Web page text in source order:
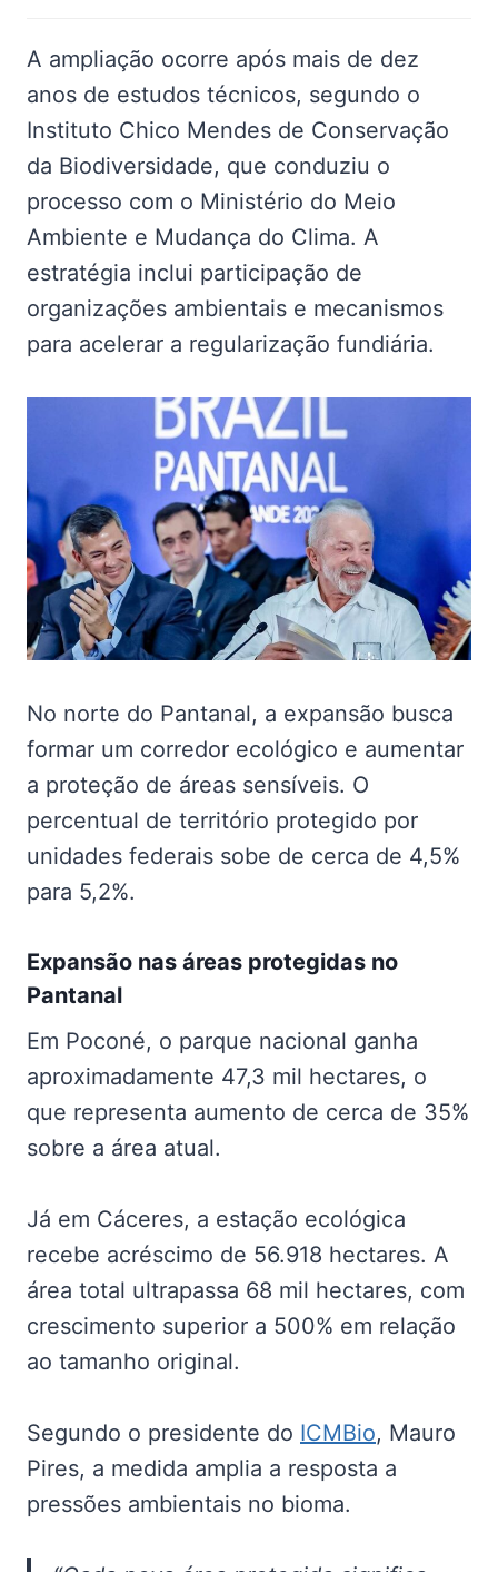
A ampliação ocorre após mais de dez
anos de estudos técnicos, segundo o
Instituto Chico Mendes de Conservação
da Biodiversidade, que conduziu o
processo com o Ministério do Meio
Ambiente e Mudança do Clima. A
estratégia inclui participação de
organizações ambientais e mecanismos
para acelerar a regularização fundiária.
No norte do Pantanal, a expansão busca
formar um corredor ecológico e aumentar
a proteção de áreas sensíveis. O
percentual de território protegido por
unidades federais sobe de cerca de 4,5%
para 5,2%.
Expansão nas áreas protegidas no
Pantanal
Em Poconé, o parque nacional ganha
aproximadamente 47,3 mil hectares, o
que representa aumento de cerca de 35%
sobre a área atual.
Já em Cáceres, a estação ecológica
recebe acréscimo de 56.918 hectares. A
área total ultrapassa 68 mil hectares, com
crescimento superior a 500% em relação
ao tamanho original.
Segundo o presidente do ICMBio, Mauro
Pires, a medida amplia a resposta a
pressões ambientais no bioma.